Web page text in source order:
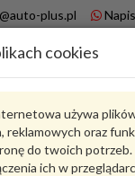
plus.pl
cookies
używa
oraz
do twoich potrzeb.
ich w